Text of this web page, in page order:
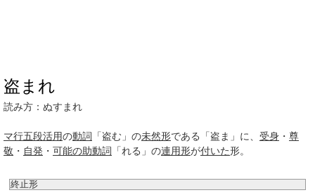
盗まれ
読み方：ぬすまれ
マ行五段活用の動詞 「盗む」の未然形である「盗ま」に、 受身 ・ 尊
敬 ・ 自発 ・ 可能の助動詞 「れる」の連用形が付いた形。
終止形